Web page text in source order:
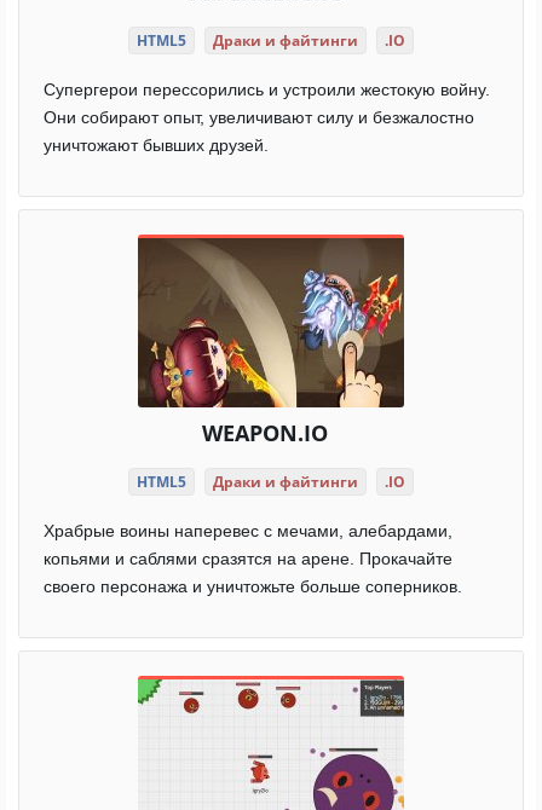
HTML5 Драки и файтинги .IO
Супергерои перессорились и устроили жестокую войну.
Они собирают опыт, увеличивают силу и безжалостно
уничтожают бывших друзей.
WEAPON.IO
HTML5 Драки и файтинги .IO
Храбрые воины наперевес с мечами, алебардами,
копьями и саблями сразятся на арене. Прокачайте
своего персонажа и уничтожьте больше соперников.